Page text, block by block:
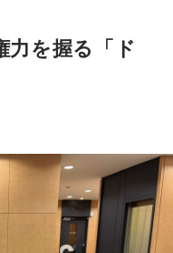
生も、かっこいい遥香
満足のライブでした！
蓬莱』のCMのモノマ
いたので、とても楽し
で駆け抜けてくださ
庫県 20歳）
裏話
みたいなサイドテールに
力を握る「ド